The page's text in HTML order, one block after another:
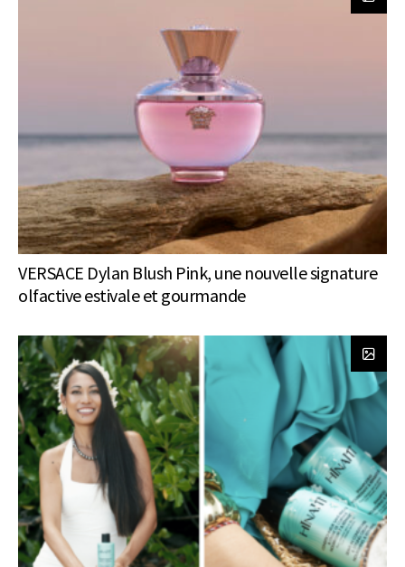
VERSACE Dylan Blush Pink, une nouvelle signature
olfactive estivale et gourmande